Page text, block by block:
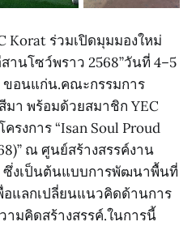
Korat ร่วมเปิดมุมมองใหม่
านโซว์พราว 2568”วันที่ 4–5
ขอนแก่น.คณะกรรมการ
า พร้อมด้วยสมาชิก YEC
รงการ “Isan Soul Proud
ณ ศูนย์สร้างสรรค์งาน
ซึ่งเป็นต้นแบบการพัฒนาพื้นที่
อแลกเปลี่ยนแนวคิดด้านการ
มคิดสร้างสรรค์.ในการนี้